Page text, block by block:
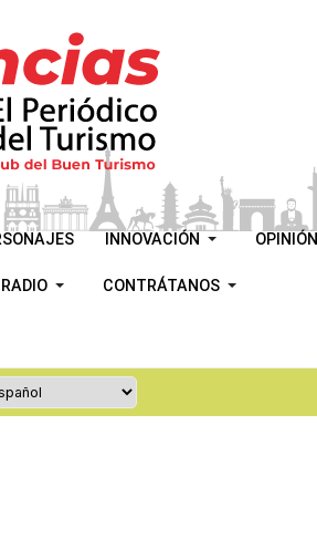
INNOVACIÓN OPINIÓN
CONTRÁTANOS